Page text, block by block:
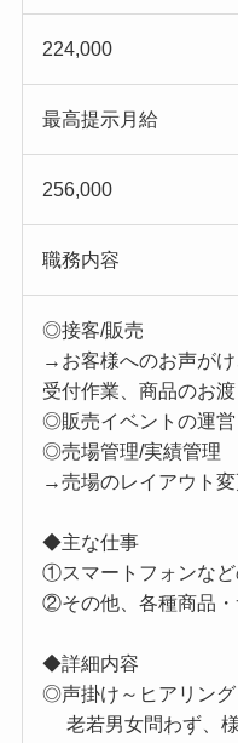
224,000
最高提示月給
256,000
職務内容
◎接客/販売
→お客様へのお声が
受付作業、商品のお渡
◎販売イベントの運営
◎売場管理/実績管理
→売場のレイアウト
◆主な仕事
①スマートフォンなど
②その他、各種商品・
◆詳細内容
◎声掛け～ヒアリング
老若男女問わず、